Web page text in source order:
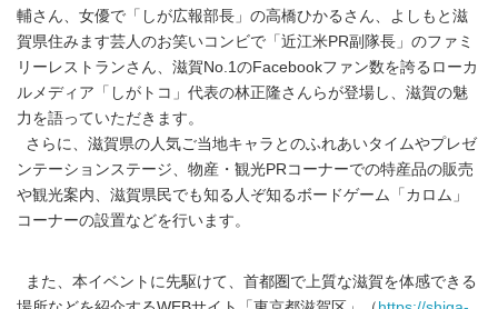
輔さん、女優で「しが広報部長」の高橋ひかるさん、よしもと滋
賀県住みます芸人のお笑いコンビで「近江米PR副隊長」のファミ
リーレストランさん、滋賀No.1のFacebookファン数を誇るローカ
ルメディア「しがトコ」代表の林正隆さんらが登場し、滋賀の魅
力を語っていただきます。
さらに、滋賀県の人気ご当地キャラとのふれあいタイムやプレゼ
ンテーションステージ、物産・観光PRコーナーでの特産品の販売
や観光案内、滋賀県民でも知る人ぞ知るボードゲーム「カロム」
コーナーの設置などを行います。
また、本イベントに先駆けて、首都圏で上質な滋賀を体感できる